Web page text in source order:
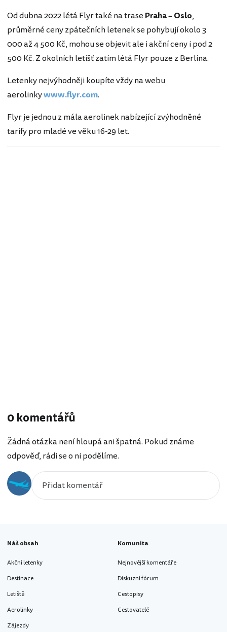
Od dubna 2022 létá Flyr také na trase Praha – Oslo,
průměrné ceny zpátečních letenek se pohybují okolo 3
000 až 4 500 Kč, mohou se objevit ale i akční ceny i pod 2
500 Kč. Z okolních letišť zatím létá Flyr pouze z Berlína.
Letenky nejvýhodněji koupíte vždy na webu
aerolinkywww.flyr.com.
Flyr je jednou z mála aerolinek nabízející zvýhodněné
tarify pro mladé ve věku 16-29 let.
0 komentářů
Žádná otázka není hloupá ani špatná. Pokud známe
odpověď, rádi se o ni podělíme.
Náš obsah
Akční letenky
Destinace
Letiště
Aerolinky
Zájezdy
Komunita
Nejnovější komentáře
Diskuzní fórum
Cestopisy
Cestovatelé